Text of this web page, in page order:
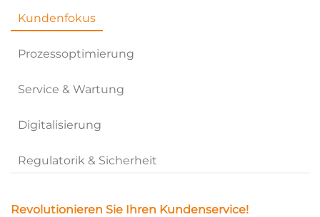
Kundenfokus
Prozessoptimierung
Service & Wartung
Digitalisierung
Regulatorik & Sicherheit
Revolutionieren Sie Ihren Kundenservice!